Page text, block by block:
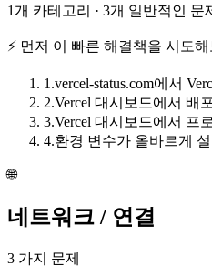
1개 카테고리 · 3개 일반적인 문
⚡ 먼저 이 빠른 해결책을 시도
1 .vercel-status.com에서
2.Vercel 대시보드에서 배
3.Vercel 대시보드에서 프
4.환경 변수가 올바르게
🌐
네트워크 / 연결
3 가지 문제